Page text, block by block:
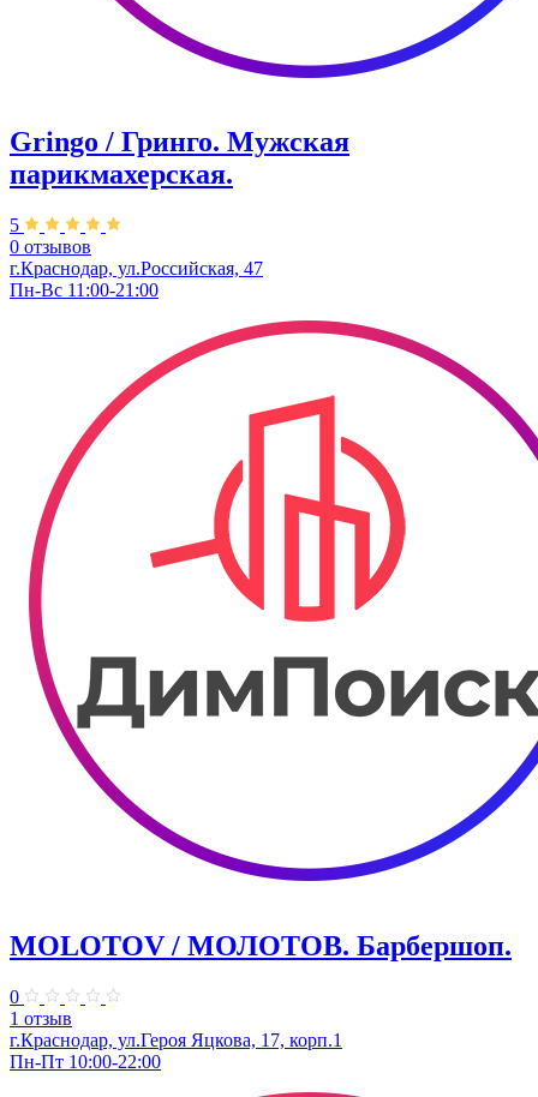
Gringo / Гринго. Мужская
парикмахерская.
5
0 отзывов
г.Краснодар, ул.Российская, 47
Пн-Вс 11:00-21:00
MOLOTOV / МОЛОТОВ. Барбершоп.
0
1 отзыв
г.Краснодар, ул.Героя Яцкова, 17, корп.1
Пн-Пт 10:00-22:00